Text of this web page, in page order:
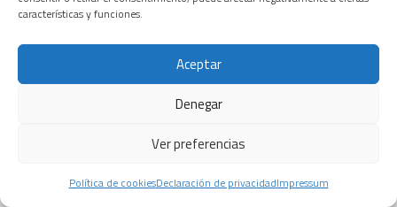
características y funciones.
Aceptar
Denegar
Ver preferencias
Política de cookiesDeclaración de privacidadImpressum